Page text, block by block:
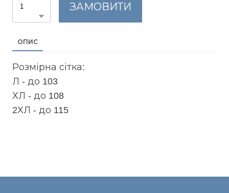
ЗАМОВИТИ
ОПИС
Розмірна сітка:
Л - до 103
ХЛ - до 108
2ХЛ - до 115